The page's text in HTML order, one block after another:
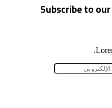
Subscribe to